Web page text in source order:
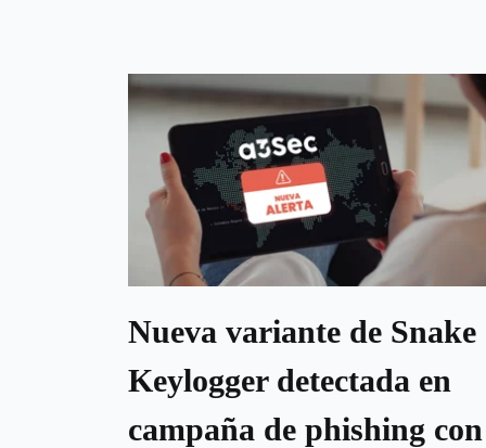
Nueva variante de Snake
Keylogger detectada en
campaña de phishing con